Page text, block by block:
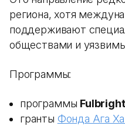
региона, хотя
поддерживают
обществами и
Программы:
программы Fulbright
гранты Фонда Ага